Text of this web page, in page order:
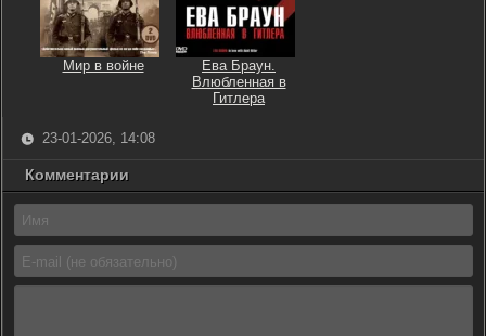
Мир в войне
Ева Браун.
Влюбленная в
Гитлера
23-01-2026, 14:08
Комментарии